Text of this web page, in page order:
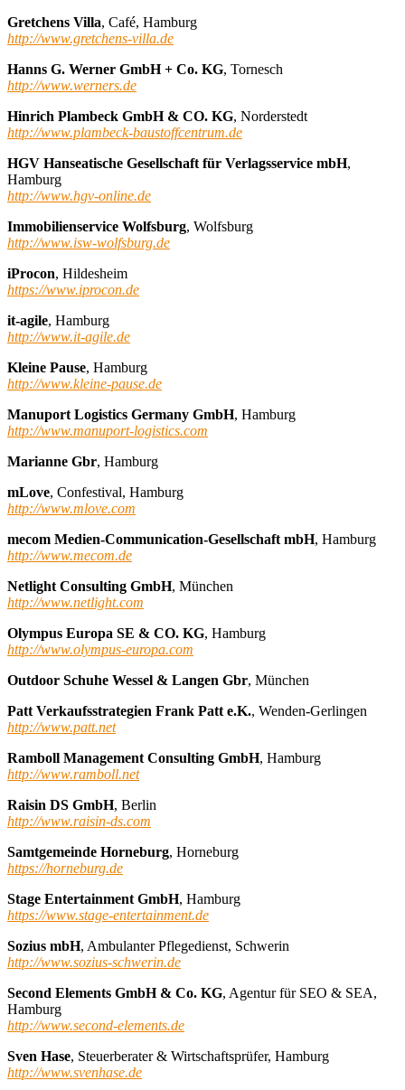
Gretchens Villa, Café, Hamburg
http://www.gretchens-villa.de
Hanns G. Werner GmbH + Co. KG, Tornesch
http://www.werners.de
Hinrich Plambeck GmbH & CO. KG, Norderstedt
http://www.plambeck-baustoffcentrum.de
HGV Hanseatische Gesellschaft für Verlagsservice mbH,
Hamburg
http://www.hgv-online.de
Immobilienservice Wolfsburg, Wolfsburg
http://www.isw-wolfsburg.de
iProcon, Hildesheim
https://www.iprocon.de
it-agile, Hamburg
http://www.it-agile.de
Kleine Pause, Hamburg
http://www.kleine-pause.de
Manuport Logistics Germany GmbH, Hamburg
http://www.manuport-logistics.com
Marianne Gbr, Hamburg
mLove, Confestival, Hamburg
http://www.mlove.com
mecom Medien-Communication-Gesellschaft mbH, Hamburg
http://www.mecom.de
Netlight Consulting GmbH, München
http://www.netlight.com
Olympus Europa SE & CO. KG, Hamburg
http://www.olympus-europa.com
Outdoor Schuhe Wessel & Langen Gbr, München
Patt Verkaufsstrategien Frank Patt e.K., Wenden-Gerlingen
http://www.patt.net
Ramboll Management Consulting GmbH, Hamburg
http://www.ramboll.net
Raisin DS GmbH, Berlin
http://www.raisin-ds.com
Samtgemeinde Horneburg, Horneburg
https://horneburg.de
Stage Entertainment GmbH, Hamburg
https://www.stage-entertainment.de
Sozius mbH, Ambulanter Pflegedienst, Schwerin
http://www.sozius-schwerin.de
Second Elements GmbH & Co. KG, Agentur für SEO & SEA,
Hamburg
http://www.second-elements.de
Sven Hase, Steuerberater & Wirtschaftsprüfer, Hamburg
http://www.svenhase.de